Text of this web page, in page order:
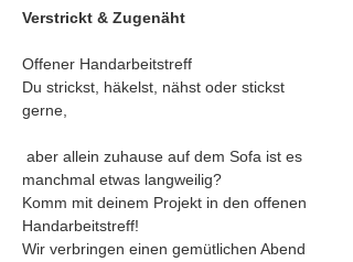
Verstrickt & Zugenäht
Offener Handarbeitstreff
Du strickst, häkelst, nähst oder stickst
gerne,
manchmal etwas langweilig?
Komm mit deinem Projekt in den offenen
Handarbeitstreff!
Wir verbringen einen gemütlichen Abend